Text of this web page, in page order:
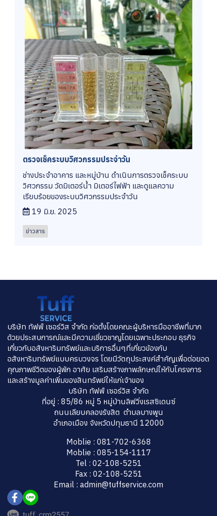
ตรวจเช็คระบบวิศวกรรมประจำวัน
ช่างประจำอาคาร และหมู่บ้าน ดำเนินการตรวจเช็คระบบ
วิศวกรรม วัดมิเตอร์น้ำ มิเตอร์ไฟฟ้า และดูแลความ
เรียบร้อยของระบบวิศวกรรมประจำวัน
19 มิ.ย. 2025
ข่าวสาร
บริษัท ทัฟฟ์ เซอร์วิส จำกัด ก่อตั้งโดยคณะผู้บริหารมืออาชีพที่มาก
ด้วยประสบการณ์และมีความเชี่ยวชาญโดยเฉพาะประกอบ ธุรกิจ
เกี่ยวกับอสังหาริมทรัพย์และบริการอื่นๆที่เกี่ยวข้องกับ
อสังหาริมทรัพย์แบบครบวงจร โดยมีวัตถุประสงค์สำคัญเพื่อต่อยอด
คุณภาพชีวิตของผู้พัก อาศัย เสริมสร้างภาพลักษณ์ให้กับโครงการ
และสร้างมูลค่าเพิ่มของสินทรัพย์ให้แก่เจ้าของ
บริษัท ทัฟฟ์ เซอร์วิส จำกัด
ที่อยู่ : 85/86 หมู่ 5 หมู่บ้านลิฟวิ่งเรสซิเดนซ์
ถนนเลียบคลองรังสิต ตำบลบางพูน
อำเภอเมือง จังหวัดปทุมธานี 12000
Moblie : 081-702-6368
Moblie : 085-154-1117
Tel : 02-108-5251
Fax : 02-108-5251
Email : admin@tuffservice.com